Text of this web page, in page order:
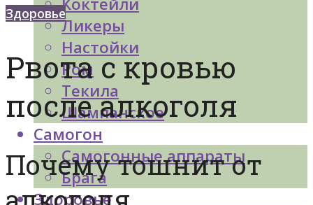
Ликеры
Настойки
Ром
Текила
Шампанское
Самогон
Самогонные аппараты
Брага
Здоровье
Здоровье
Рвота с кровью
после алкоголя
Почему тошнит от